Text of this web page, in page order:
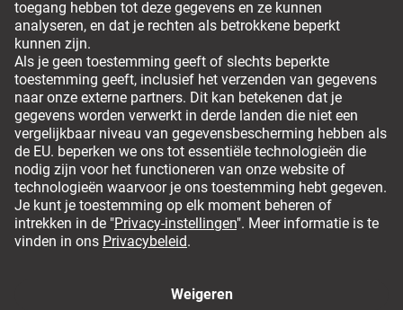
Om veilig te kunnen bestellen
Hier de overeenkomst herroepen